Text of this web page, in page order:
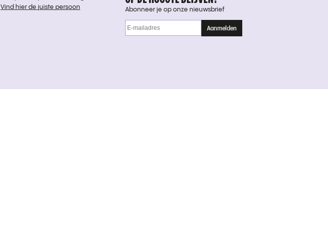
Vind hier de juiste persoon
Abonneer je op onze nieuwsbrief